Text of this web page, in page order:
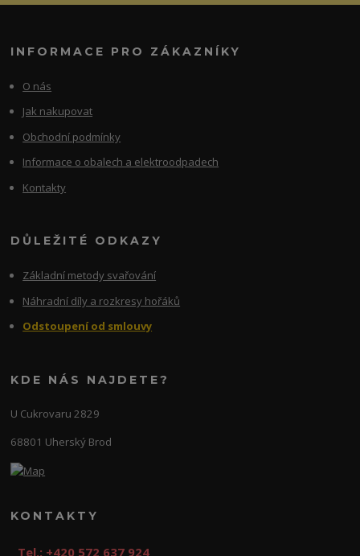
INFORMACE PRO ZÁKAZNÍKY
O nás
Jak nakupovat
Obchodní podmínky
Informace o obalech a elektroodpadech
Kontakty
DŮLEŽITÉ ODKAZY
Základní metody svařování
Náhradní díly a rozkresy hořáků
Odstoupení od smlouvy
KDE NÁS NAJDETE?
U Cukrovaru 2829
68801 Uherský Brod
KONTAKTY
Tel.: +420 572 637 924